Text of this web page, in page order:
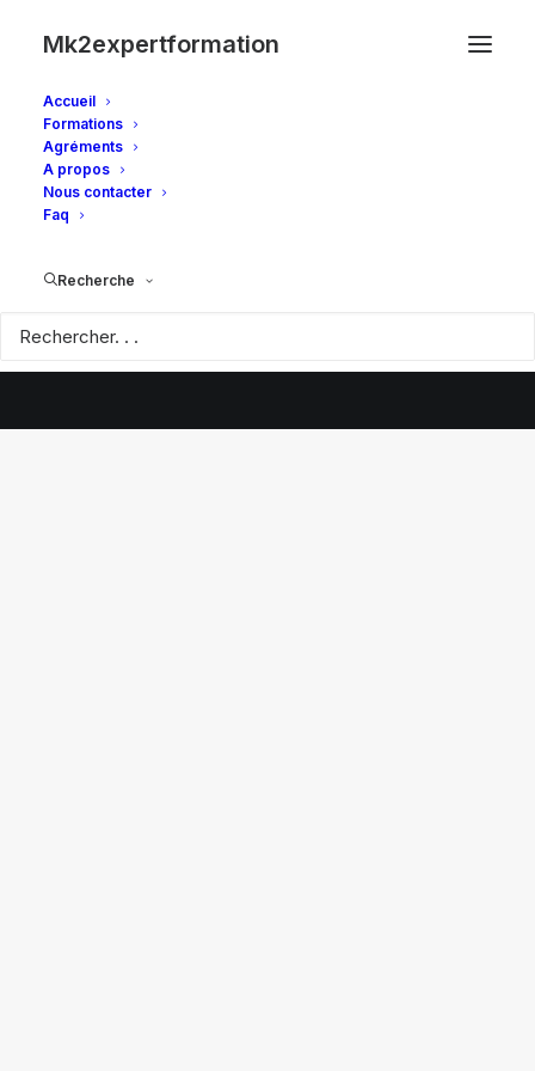
Mk2expertformation
Accueil
Formations
Agréments
A propos
Nous contacter
Faq
Recherche
© 2026 Mk2expertformation. | Tous droits réservés.